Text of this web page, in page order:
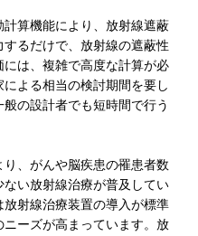
算機能により、放射線遮蔽
るだけで、放射線の遮蔽性
は、複雑で高度な計算が必
よる相当の検討期間を要し
の設計者でも短時間で行う
、がんや脳疾患の罹患者数
い放射線治療が普及してい
射線治療装置の導入が標準
ーズが高まっています。放